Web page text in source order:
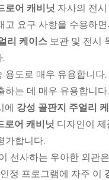
로어 캐비닛 자사의 전
고 요구 사항을 수용하
리 케이스 보관 및 전시
.
도로 매우 유용합니
는 데 매우 유용합니다
에 강성 골판지 주얼리
로어 캐비닛 디자인이
가합니다.
선사하는 우아한 외관
정 프로그램에 자주 이